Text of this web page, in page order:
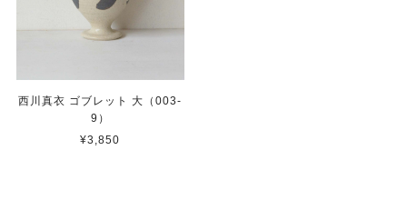
西川真衣 ゴブレット 大（003-
9）
¥3,850